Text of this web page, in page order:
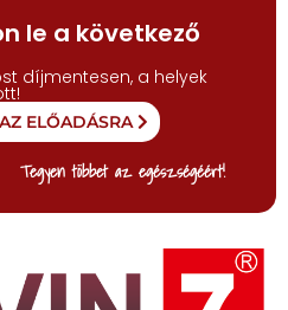
Tegyen többet az egészségéért!
le a következő
díjmentesen, a helyek
ELŐADÁSRA